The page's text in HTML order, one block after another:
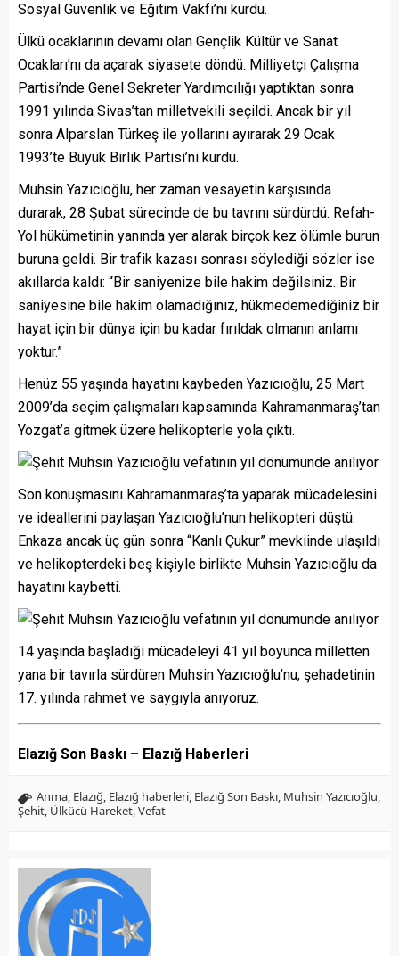
Sosyal Güvenlik ve Eğitim Vakfı’nı kurdu.
Ülkü ocaklarının devamı olan Gençlik Kültür ve Sanat
Ocakları’nı da açarak siyasete döndü. Milliyetçi Çalışma
Partisi’nde Genel Sekreter Yardımcılığı yaptıktan sonra
1991 yılında Sivas’tan milletvekili seçildi. Ancak bir yıl
sonra Alparslan Türkeş ile yollarını ayırarak 29 Ocak
1993’te Büyük Birlik Partisi’ni kurdu.
Muhsin Yazıcıoğlu, her zaman vesayetin karşısında
durarak, 28 Şubat sürecinde de bu tavrını sürdürdü. Refah-
Yol hükümetinin yanında yer alarak birçok kez ölümle burun
buruna geldi. Bir trafik kazası sonrası söylediği sözler ise
akıllarda kaldı: “Bir saniyenize bile hakim değilsiniz. Bir
saniyesine bile hakim olamadığınız, hükmedemediğiniz bir
hayat için bir dünya için bu kadar fırıldak olmanın anlamı
yoktur.”
Henüz 55 yaşında hayatını kaybeden Yazıcıoğlu, 25 Mart
2009’da seçim çalışmaları kapsamında Kahramanmaraş’tan
Yozgat’a gitmek üzere helikopterle yola çıktı.
Son konuşmasını Kahramanmaraş’ta yaparak mücadelesini
ve ideallerini paylaşan Yazıcıoğlu’nun helikopteri düştü.
Enkaza ancak üç gün sonra “Kanlı Çukur” mevkiinde ulaşıldı
ve helikopterdeki beş kişiyle birlikte Muhsin Yazıcıoğlu da
hayatını kaybetti.
14 yaşında başladığı mücadeleyi 41 yıl boyunca milletten
yana bir tavırla sürdüren Muhsin Yazıcıoğlu’nu, şehadetinin
17. yılında rahmet ve saygıyla anıyoruz.
Elazığ Son Baskı – Elazığ Haberleri
Anma, Elazığ, Elazığ haberleri, Elazığ Son Baskı, Muhsin Yazıcıoğlu,
Şehit, Ülkücü Hareket,Vefat